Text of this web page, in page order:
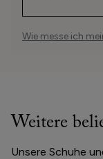
Wie messe ich
Weitere
Unsere Schuhe